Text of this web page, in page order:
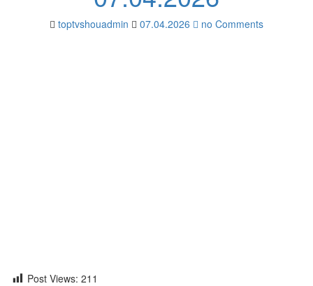
toptvshouadmin 07.04.2026 no Comments
Post Views: 211